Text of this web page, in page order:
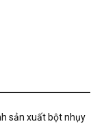
sản xuất bột nhụy